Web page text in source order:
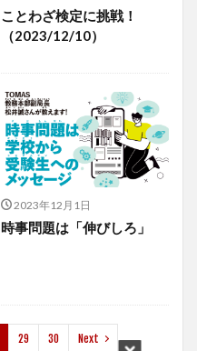
ことわざ検定に挑戦！
（2023/12/10）
2023年12月1日
時事問題は「伸びしろ」
29 30 Next